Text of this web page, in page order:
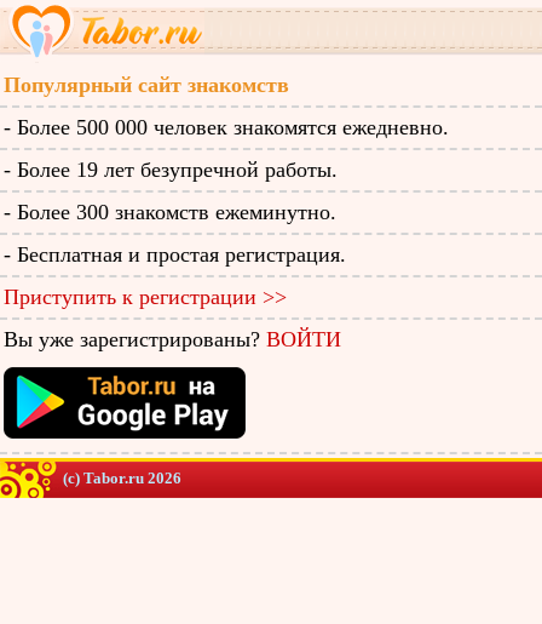
Популярный сайт знакомств
- Более 500 000 человек знакомятся ежедневно.
- Более 19 лет безупречной работы.
- Более 300 знакомств ежеминутно.
- Бесплатная и простая регистрация.
Приступить к регистрации >>
Вы уже зарегистрированы? ВОЙТИ
(c) Tabor.ru 2026